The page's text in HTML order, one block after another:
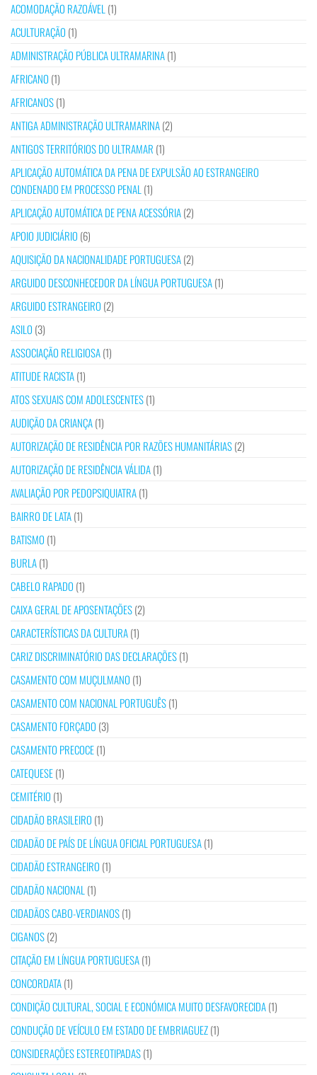
ACOMODAÇÃO RAZOÁVEL (1)
ACULTURAÇÃO (1)
ADMINISTRAÇÃO PÚBLICA ULTRAMARINA(1)
AFRICANO (1)
AFRICANOS(1)
ANTIGA ADMINISTRAÇÃO ULTRAMARINA(2)
ANTIGOS TERRITÓRIOS DO ULTRAMAR (1)
APLICAÇÃO AUTOMÁTICA DA PENA DE EXPULSÃO AO ESTRANGEIRO
CONDENADO EM PROCESSO PENAL (1)
APLICAÇÃO AUTOMÁTICA DE PENA ACESSÓRIA(2)
APOIO JUDICIÁRIO (6)
AQUISIÇÃO DA NACIONALIDADE PORTUGUESA(2)
ARGUIDO DESCONHECEDOR DA LÍNGUA PORTUGUESA(1)
ARGUIDO ESTRANGEIRO (2)
ASILO (3)
ASSOCIAÇÃO RELIGIOSA(1)
ATITUDE RACISTA(1)
ATOS SEXUAIS COM ADOLESCENTES(1)
AUDIÇÃO DA CRIANÇA(1)
AUTORIZAÇÃO DE RESIDÊNCIA POR RAZÕES HUMANITÁRIAS(2)
AUTORIZAÇÃO DE RESIDÊNCIA VÁLIDA(1)
AVALIAÇÃO POR PEDOPSIQUIATRA(1)
BAIRRO DE LATA(1)
BATISMO (1)
BURLA(1)
CABELO RAPADO (1)
CAIXA GERAL DE APOSENTAÇÕES(2)
CARACTERÍSTICAS DA CULTURA(1)
CARIZ DISCRIMINATÓRIO DAS DECLARAÇÕES(1)
CASAMENTO COM MUÇULMANO (1)
CASAMENTO COM NACIONAL PORTUGUÊS(1)
CASAMENTO FORÇADO (3)
CASAMENTO PRECOCE(1)
CATEQUESE(1)
CEMITÉRIO (1)
CIDADÃO BRASILEIRO (1)
CIDADÃO DE PAÍS DE LÍNGUA OFICIAL PORTUGUESA(1)
CIDADÃO ESTRANGEIRO (1)
CIDADÃO NACIONAL (1)
CIDADÃOS CABO-VERDIANOS(1)
CIGANOS(2)
CITAÇÃO EM LÍNGUA PORTUGUESA(1)
CONCORDATA(1)
CONDIÇÃO CULTURAL, SOCIAL E ECONÓMICA MUITO DESFAVORECIDA(1)
CONDUÇÃO DE VEÍCULO EM ESTADO DE EMBRIAGUEZ(1)
CONSIDERAÇÕES ESTEREOTIPADAS(1)